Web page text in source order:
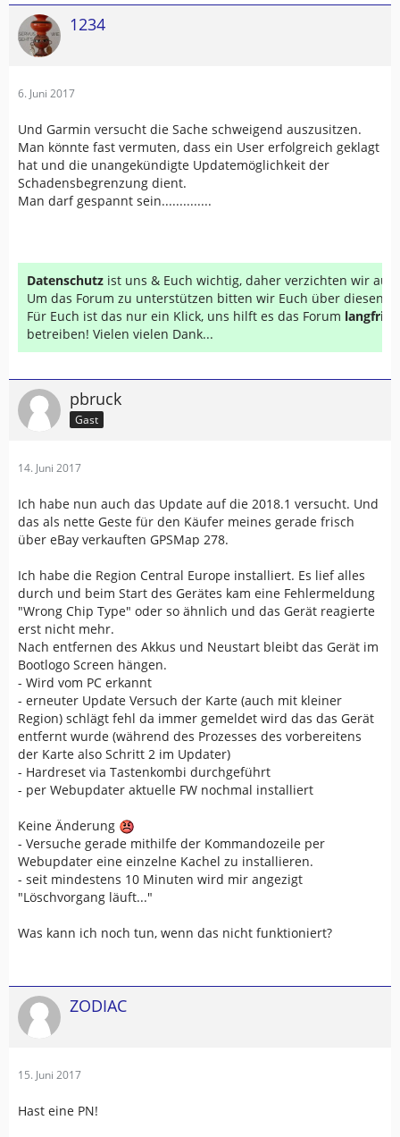
1234
6. Juni 2017
Und Garmin versucht die Sache schweigend auszusitzen.
Man könnte fast vermuten, dass ein User erfolgreich geklagt
hat und die unangekündigte Updatemöglichkeit der
Schadensbegrenzung dient.
Man darf gespannt sein..............
Datenschutz ist uns & Euch wichtig, daher verzichten wir auf
Um das Forum zu unterstützen bitten wir Euch über diesen
Für Euch ist das nur ein Klick, uns hilft es das Forum
betreiben! Vielen vielen Dank...
pbruck
Gast
14. Juni 2017
Ich habe nun auch das Update auf die 2018.1 versucht. Und
das als nette Geste für den Käufer meines gerade frisch
über eBay verkauften GPSMap 278.
Ich habe die Region Central Europe installiert. Es lief alles
durch und beim Start des Gerätes kam eine Fehlermeldung
"Wrong Chip Type" oder so ähnlich und das Gerät reagierte
erst nicht mehr.
Nach entfernen des Akkus und Neustart bleibt das Gerät im
Bootlogo Screen hängen.
- Wird vom PC erkannt
- erneuter Update Versuch der Karte (auch mit kleiner
Region) schlägt fehl da immer gemeldet wird das das Gerät
entfernt wurde (während des Prozesses des vorbereitens
der Karte also Schritt 2 im Updater)
- Hardreset via Tastenkombi durchgeführt
- per Webupdater aktuelle FW nochmal installiert
Keine Änderung
- Versuche gerade mithilfe der Kommandozeile per
Webupdater eine einzelne Kachel zu installieren.
- seit mindestens 10 Minuten wird mir angezigt
"Löschvorgang läuft..."
Was kann ich noch tun, wenn das nicht funktioniert?
ZODIAC
15. Juni 2017
Hast eine PN!